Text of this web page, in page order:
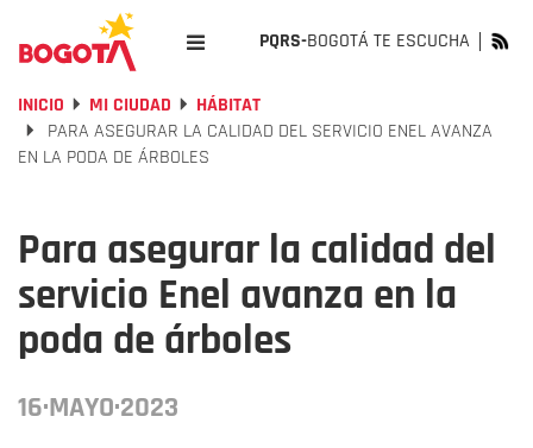
PQRS-BOGOTÁ TE ESCUCHA
INICIO MI CIUDAD
HÁBITAT
PARA ASEGURAR LA CALIDAD DEL SERVICIO ENEL AVANZA
EN LA PODA DE ÁRBOLES
Para asegurar la calidad del
servicio Enel avanza en la
poda de árboles
16·MAYO·2023